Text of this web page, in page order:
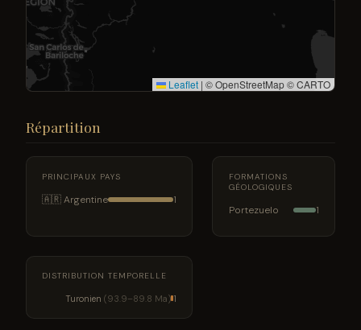
Leaflet | © OpenStreetMap © CARTO
Répartition
PRINCIPAUX PAYS
🇦🇷 Argentine 1
FORMATIONS
GÉOLOGIQUES
Portezuelo 1
DISTRIBUTION TEMPORELLE
Turonien (93.9–89.8 Ma) 1